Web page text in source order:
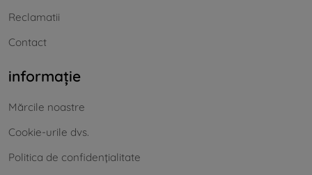
Reclamatii
Contact
informație
Mărcile noastre
Cookie-urile dvs.
Politica de confidențialitate